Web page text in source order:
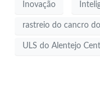
Inovação
rastreio do cancro
ULS do Alentejo